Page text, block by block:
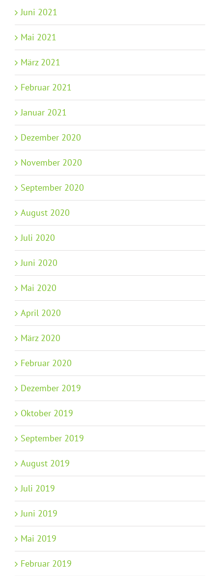
Juni 2021
Mai 2021
März 2021
Februar 2021
Januar 2021
Dezember 2020
November 2020
September 2020
August 2020
Juli 2020
Juni 2020
Mai 2020
April 2020
März 2020
Februar 2020
Dezember 2019
Oktober 2019
September 2019
August 2019
Juli 2019
Juni 2019
Mai 2019
Februar 2019